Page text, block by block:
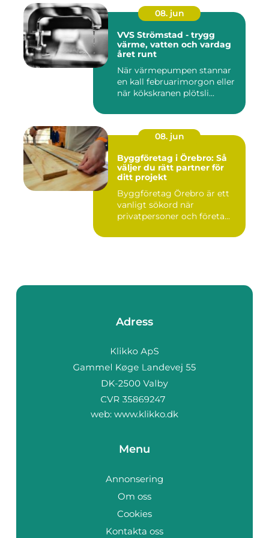
08. jun
VVS Strömstad - trygg
värme, vatten och vardag
året runt
När värmepumpen stannar
en kall februarimorgon eller
när kökskranen plötsli...
08. jun
Byggföretag i Örebro: Så
väljer du rätt partner för
ditt projekt
Byggföretag Örebro är ett
vanligt sökord när
privatpersoner och företa...
Adress
web: www.klikko.dk
Menu
Annonsering
Om oss
Cookies
Kontakta oss